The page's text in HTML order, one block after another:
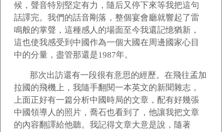
候，聲音特別堅定有力，隨后又停下來等我把這句
話譯完。我們的話音剛落，整個宴會廳就響起了雷
鳴般的掌聲，這種感人的場面至今我還記憶猶新，
這也使我感受到中國作為一個大國在周邊國家心目
中的分量，盡管那還是1987年。
那次出訪還有一段很有意思的經歷。在飛往孟加
拉國的飛機上，我隨手翻閱一本英文的新聞雜志，
上面正好有一篇分析中國時局的文章，配有好幾張
中國領導人的照片，喬石也看到了，他讓我把文章
的內容翻譯給他聽。我記得文章大意是說，隨著